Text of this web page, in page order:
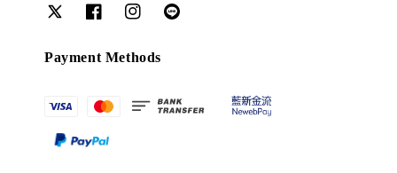
Payment Methods